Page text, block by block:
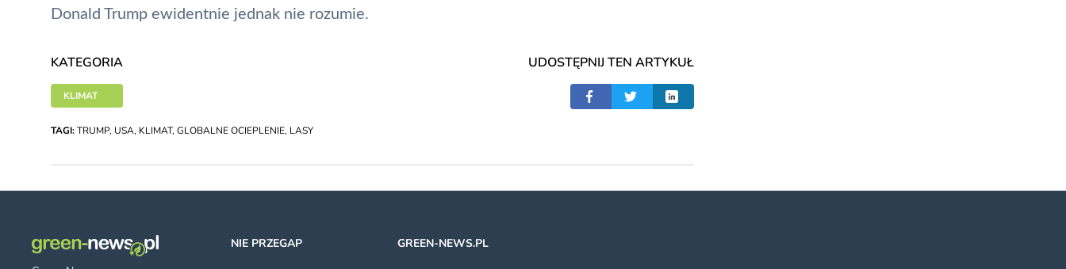
Donald Trump ewidentnie jednak nie rozumie.
KATEGORIA
KLIMAT
UDOSTĘPNIJ TEN ARTYKUŁ
TAGI:TRUMP, USA, KLIMAT, GLOBALNE OCIEPLENIE, LASY
NIE PRZEGAP
GREEN-NEWS.PL